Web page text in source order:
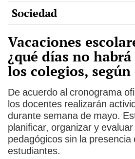
Sociedad
Vacaciones
¿qué días no
los colegios,
De acuerdo al cronograma
los docentes realizarán
durante semana de mayo.
planificar, organizar y
pedagógicos sin la presencia
estudiantes.